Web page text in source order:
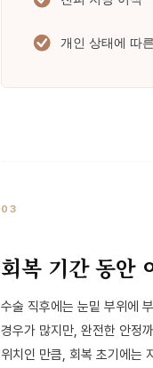
03
회복 기간 동안
수술 직후에는 눈밑 부위에
경우가 많지만, 완전한 안정
위치인 만큼, 회복 초기에는